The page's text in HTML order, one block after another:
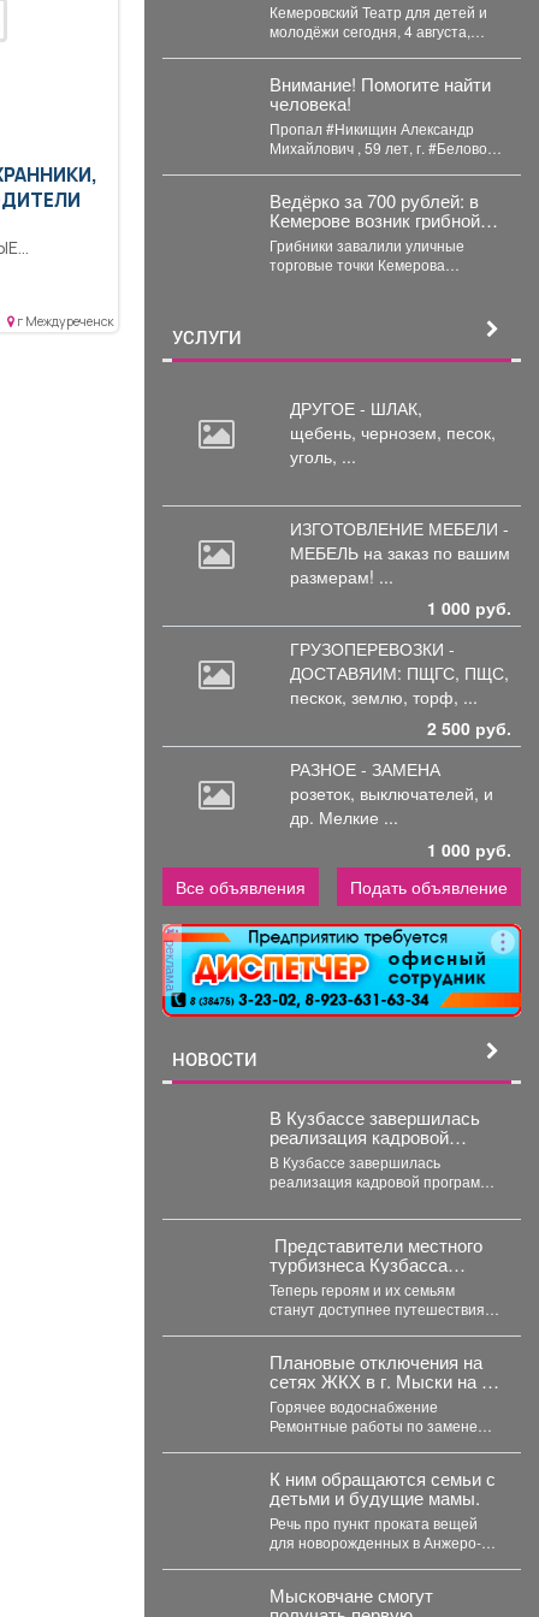
г Междуреченск
представит спектакль в
Москве
Кемеровский Театр для детей и
молодёжи сегодня, 4 августа,
Внимание! Помогите найти
человека!
Пропал #Никищин Александр
Михайлович , 59 лет, г. #Белово ,
Ведёрко за 700 рублей: в
Кемерове возник грибной
ажиотаж – везут аж с Алтая
Грибники завалили уличные
торговые точки Кемерова
УСЛУГИ
ДРУГОЕ - ШЛАК,
щебень, чернозем, песок,
уголь, ...
ИЗГОТОВЛЕНИЕ МЕБЕЛИ -
МЕБЕЛЬ на заказ по вашим
размерам! ...
1 000 руб.
ГРУЗОПЕРЕВОЗКИ -
ДОСТАВЯИМ: ПЩГС, ПЩС,
пескок, землю, торф, ...
2 500 руб.
РАЗНОЕ - ЗАМЕНА
розеток, выключателей, и
др. Мелкие ...
1 000 руб.
Все объявления
Подать объявление
реклама
НОВОСТИ
В Кузбассе завершилась
реализация кадровой
программы «СВОи Герои.
В Кузбассе завершилась
реализация кадровой программы
направленной на социальную
адаптацию ветеранов
специальной...
Представители местного
турбизнеса Кузбасса
присоединились к
программе поддержки
участников СВО и их
близкихне.
Теперь героям и их семьям
станут доступнее путешествия и
Плановые отключения на
сетях ЖКХ в г. Мыски на 05
августа 2026 г.
Горячее водоснабжение
Ремонтные работы по замене
К ним обращаются семьи с
детьми и будущие мамы.
Речь про пункт проката вещей
для новорожденных в Анжеро-
Мысковчане смогут